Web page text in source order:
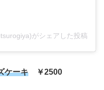
がシェアした投稿
ケーキ ￥2500